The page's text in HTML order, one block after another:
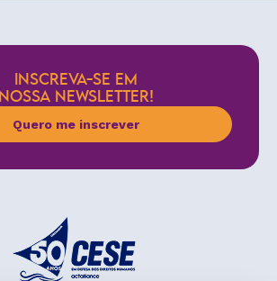
INSCREVA-SE EM
NOSSA NEWSLETTER!
Quero me inscrever